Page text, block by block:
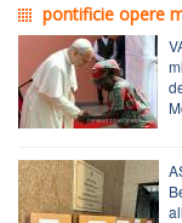
pontificie opere